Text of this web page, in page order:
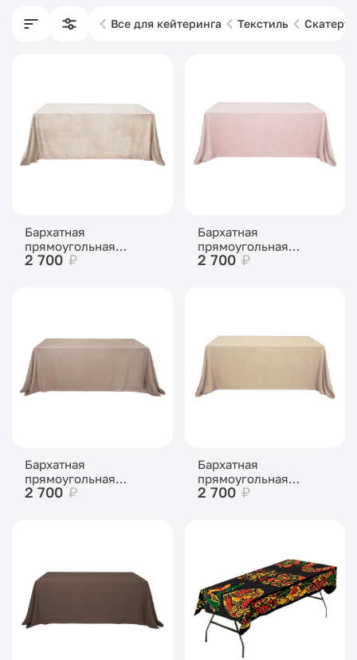
Все для кейтеринга Текстиль Скатерти
Бархатная
прямоугольная
скатерть Кокосовый
2 700₽
Бархатная
прямоугольная
скатерть Розовая
2 700₽
Бархатная
прямоугольная
скатерть Капучино
2 700 ₽
Бархатная
прямоугольная
скатерть Бежевая
2 700 ₽